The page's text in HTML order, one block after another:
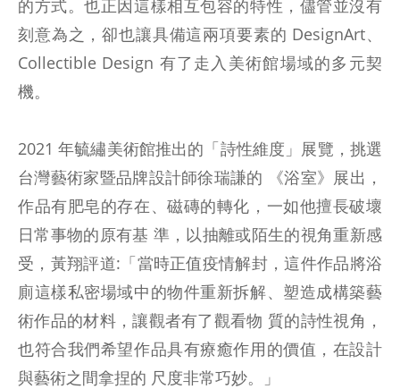
的方式。也正因這樣相互包容的特性，儘管並沒有
刻意為之，卻也讓具備這兩項要素的 DesignArt、
Collectible Design 有了走入美術館場域的多元契
機。
2021 年毓繡美術館推出的「詩性維度」展覽，挑選
台灣藝術家暨品牌設計師徐瑞謙的 《浴室》展出，
作品有肥皂的存在、磁磚的轉化，一如他擅長破壞
日常事物的原有基 準，以抽離或陌生的視角重新感
受，黃翔評道:「當時正值疫情解封，這件作品將浴
廁這樣私密場域中的物件重新拆解、塑造成構築藝
術作品的材料，讓觀者有了觀看物 質的詩性視角，
也符合我們希望作品具有療癒作用的價值，在設計
與藝術之間拿捏的 尺度非常巧妙。」